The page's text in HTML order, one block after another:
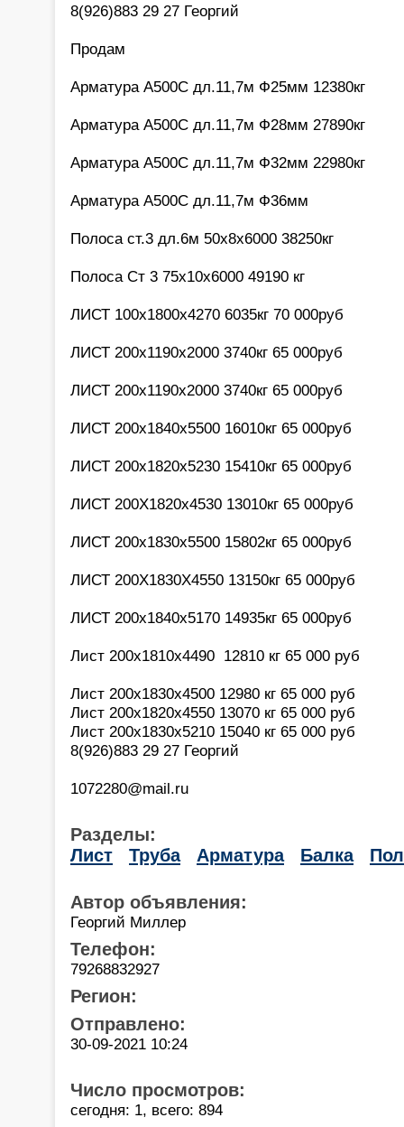
8(926)883 29 27 Георгий
Продам
Арматура А500С дл.11,7м Ф25мм 12380кг
Арматура А500С дл.11,7м Ф28мм 27890кг
Арматура А500С дл.11,7м Ф32мм 22980кг
Арматура А500С дл.11,7м Ф36мм
Полоса ст.3 дл.6м 50х8х6000 38250кг
Полоса Ст 3 75х10х6000 49190 кг
ЛИСТ 100х1800х4270 6035кг 70 000руб
ЛИСТ 200х1190х2000 3740кг 65 000руб
ЛИСТ 200х1190х2000 3740кг 65 000руб
ЛИСТ 200х1840х5500 16010кг 65 000руб
ЛИСТ 200х1820х5230 15410кг 65 000руб
ЛИСТ 200Х1820х4530 13010кг 65 000руб
ЛИСТ 200х1830х5500 15802кг 65 000руб
ЛИСТ 200Х1830Х4550 13150кг 65 000руб
ЛИСТ 200х1840х5170 14935кг 65 000руб
Лист 200х1810х4490 12810 кг 65 000 руб
Лист 200х1830х4500 12980 кг 65 000 руб
Лист 200х1820х4550 13070 кг 65 000 руб
Лист 200х1830х5210 15040 кг 65 000 руб
8(926)883 29 27 Георгий
1072280@mail.ru
Разделы:
Лист
Труба Арматура Балка
Автор объявления:
Георгий Миллер
Телефон:
79268832927
Регион:
Отправлено:
30-09-2021 10:24
Число просмотров:
сегодня: 1, всего: 894